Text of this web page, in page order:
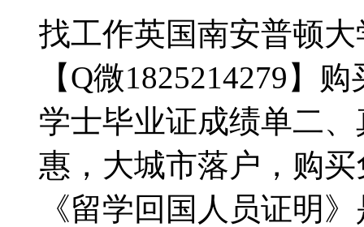
找工作英国南安普顿
【Q微1825214279】
学士毕业证成绩单二
惠，大城市落户，购买
《留学回国人员证明